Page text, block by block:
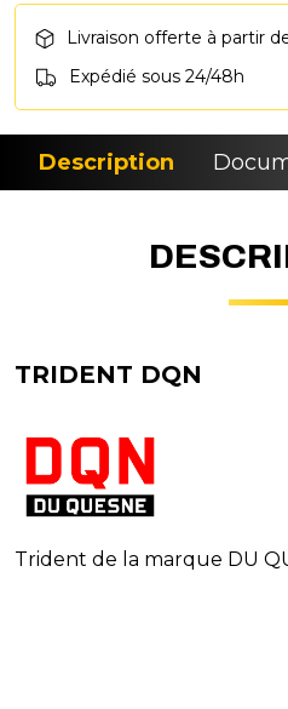
Livraison offerte à partir
Expédié sous 24/48h
Description
TRIDENT DQN
Trident de la marque DU